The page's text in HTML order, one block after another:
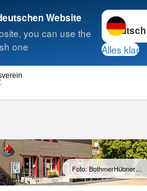
Website
you can use the
one
Sprache
Alles klar
Suche
Foto: BothmerHübner…